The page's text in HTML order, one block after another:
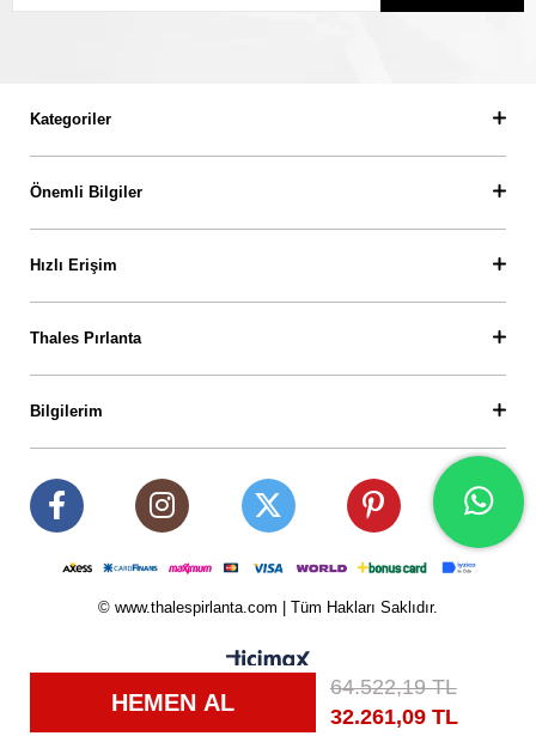
64.522,19 TL
32.261,09 TL
Kategoriler
Önemli Bilgiler
Hızlı Erişim
Thales Pırlanta
Bilgilerim
© www.thalespirlanta.com | Tüm Hakları Saklıdır.